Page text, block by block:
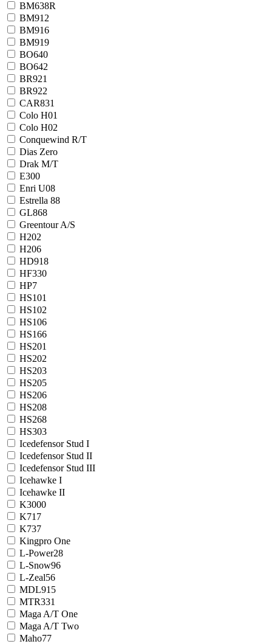
BM638R
BM912
BM916
BM919
BO640
BO642
BR921
BR922
CAR831
Colo H01
Colo H02
Conquewind R/T
Dias Zero
Drak M/T
E300
Enri U08
Estrella 88
GL868
Greentour A/S
H202
H206
HD918
HF330
HP7
HS101
HS102
HS106
HS166
HS201
HS202
HS203
HS205
HS206
HS208
HS268
HS303
Icedefensor Stud I
Icedefensor Stud II
Icedefensor Stud III
Icehawke I
Icehawke II
K3000
K717
K737
Kingpro One
L-Power28
L-Snow96
L-Zeal56
MDL915
MTR331
Maga A/T One
Maga A/T Two
Maho77